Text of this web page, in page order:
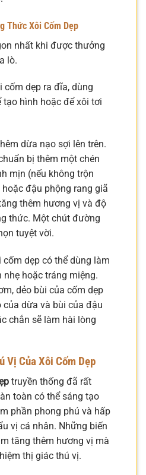
Thức Xôi Cốm Dẹp
nhất khi được thưởng
lò.
cốm dẹp ra đĩa, dùng
tạo hình hoặc để xôi tơi
dừa nạo sợi lên trên.
bị thêm một chén
mịn (nếu không trộn
đậu phộng rang giã
thêm hương vị và độ
thức. Một chút đường
tuyệt vời.
dẹp có thể dùng làm
nhẹ hoặc tráng miệng.
dẻo bùi của cốm dẹp
của dừa và bùi của đậu
chắn sẽ làm hài lòng
Vị Của Xôi Cốm Dẹp
truyền thống đã rất
toàn có thể sáng tạo
phần phong phú và hấp
vị cá nhân. Những biến
tăng thêm hương vị mà
thị giác thú vị.